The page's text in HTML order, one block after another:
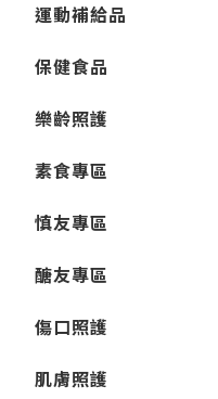
運動補給品
保健食品
樂齡照護
素食專區
慎友專區
醣友專區
傷口照護
肌膚照護